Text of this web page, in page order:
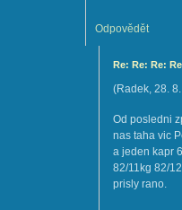
Odpovědět
Re: Re: Re:
(Radek, 28.
Od posledni
nas taha vic
a jeden kapr
82/11kg 82/
prisly rano.